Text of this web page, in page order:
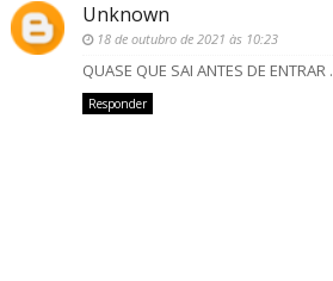
Unknown
18 de outubro de 2021 às 10:23
QUASE QUE SAI ANTES DE ENTRAR .
Responder